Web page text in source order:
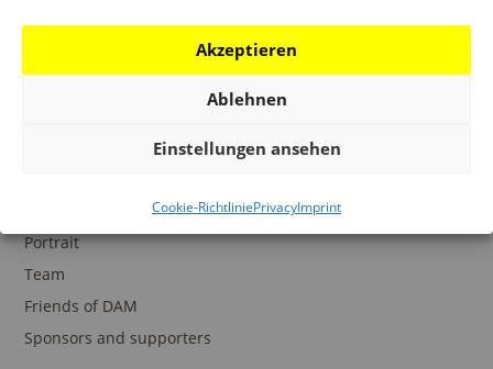
Akzeptieren
Ablehnen
Einstellungen ansehen
Cookie-RichtliniePrivacyImprint
DAM Digital Collection
Portrait
Team
Friends of DAM
Sponsors and supporters